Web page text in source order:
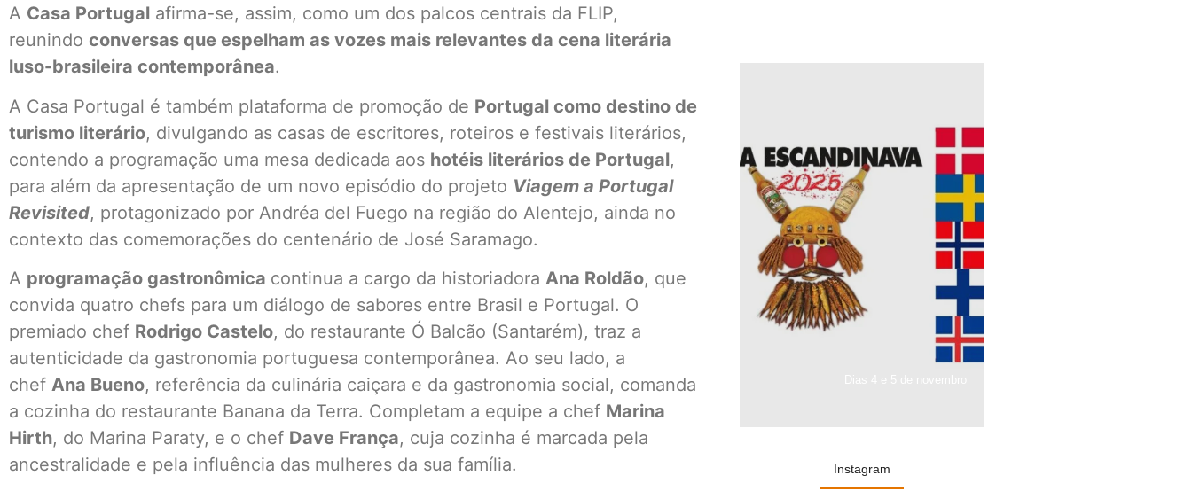
A Casa Portugal afirma-se, assim, como um dos palcos centrais da FLIP,
reunindo conversas que espelham as vozes mais relevantes da cena literária
luso-brasileira contemporânea.
A Casa Portugal é também plataforma de promoção de Portugal como destino de
turismo literário, divulgando as casas de escritores, roteiros e festivais literários,
contendo a programação uma mesa dedicada aos hotéis literários de Portugal,
para além da apresentação de um novo episódio do projeto Viagem a Portugal
Revisited, protagonizado por Andréa del Fuego na região do Alentejo, ainda no
contexto das comemorações do centenário de José Saramago.
A programação gastronômica continua a cargo da historiadora Ana Roldão, que
convida quatro chefs para um diálogo de sabores entre Brasil e Portugal. O
premiado chef Rodrigo Castelo, do restaurante Ó Balcão (Santarém), traz a
autenticidade da gastronomia portuguesa contemporânea. Ao seu lado, a
chef Ana Bueno, referência da culinária caiçara e da gastronomia social, comanda
a cozinha do restaurante Banana da Terra. Completam a equipe a chef Marina
Hirth, do Marina Paraty, e o chef Dave França, cuja cozinha é marcada pela
ancestralidade e pela influência das mulheres da sua família.
Instagram